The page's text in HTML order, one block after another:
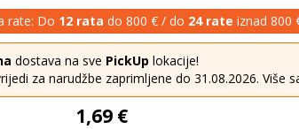
rate: Do 12 rata do 800 € / do 24 rate iznad 800
dostava na sve PickUp lokacije!
za narudžbe zaprimljene do 31.08.2026. Više
1,69 €